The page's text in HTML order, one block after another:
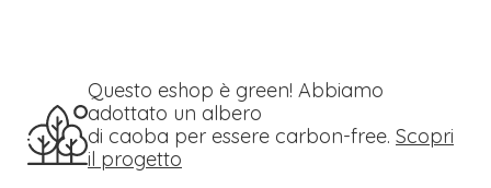
Questo eshop è green! Abbiamo
adottato un albero
di caoba per essere carbon-free. Scopri
il progetto